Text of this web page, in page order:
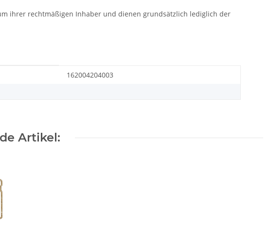
ihrer rechtmäßigen Inhaber und dienen grundsätzlich lediglich der
162004204003
Artikel: